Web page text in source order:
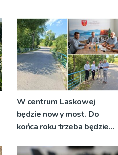
W centrum Laskowej
będzie nowy most. Do
końca roku trzeba będzie